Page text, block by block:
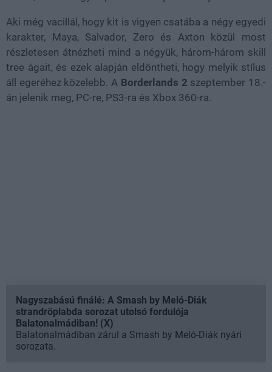
Aki még vacillál, hogy kit is vigyen csatába a négy egyedi
karakter, Maya, Salvador, Zero és Axton közül most
részletesen átnézheti mind a négyük, három-három skill
tree ágait, és ezek alapján eldöntheti, hogy melyik stílus
áll egeréhez közelebb. A Borderlands 2 szeptember 18.-
án jelenik meg, PC-re, PS3-ra és Xbox 360-ra.
Nagyszabású finálé: A Smash by Meló-Diák
strandröplabda sorozat utolsó fordulója
Balatonalmádiban! (X)
Balatonalmádiban zárul a Smash by Meló-Diák nyári
sorozata.